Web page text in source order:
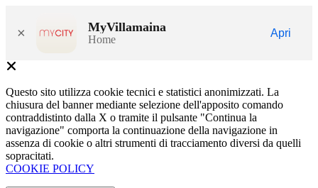
× MyVillamaina
Home
Apri
Questo sito utilizza cookie tecnici e statistici anonimizzati. La
chiusura del banner mediante selezione dell'apposito comando
contraddistinto dalla X o tramite il pulsante "Continua la
navigazione" comporta la continuazione della navigazione in
assenza di cookie o altri strumenti di tracciamento diversi da quelli
sopracitati.
COOKIE POLICY